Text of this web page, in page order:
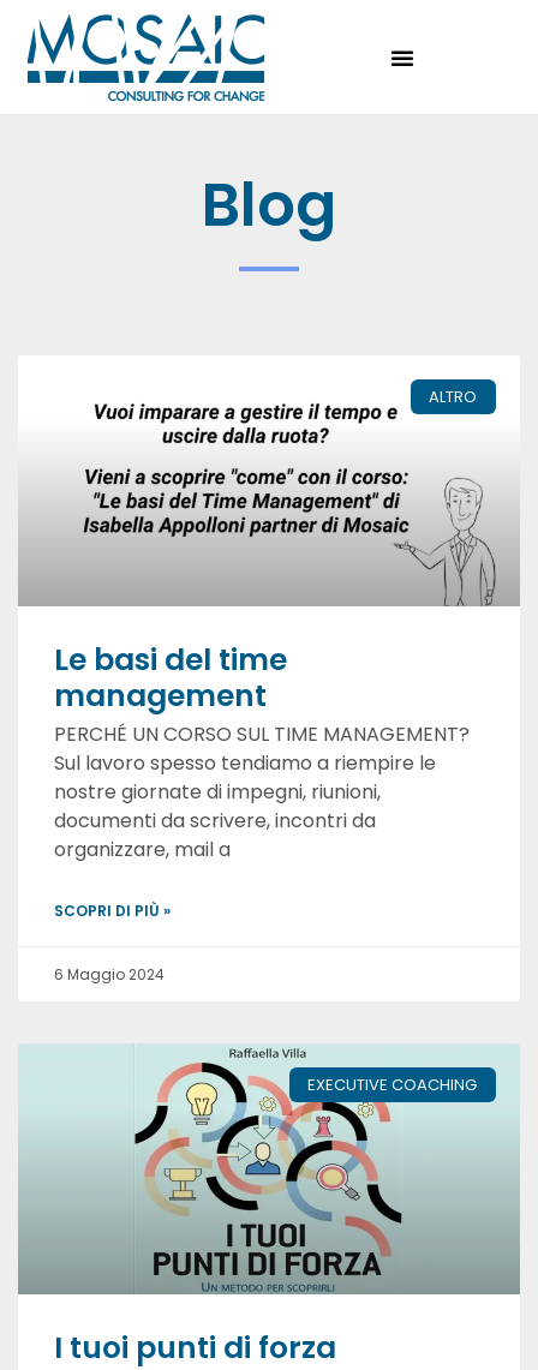
Blog
ALTRO
Le basi del time
management
PERCHÉ UN CORSO SUL TIME MANAGEMENT?
Sul lavoro spesso tendiamo a riempire le
nostre giornate di impegni, riunioni,
documenti da scrivere, incontri da
organizzare, mail a
SCOPRI DI PIÙ »
6 Maggio 2024
EXECUTIVE COACHING
I tuoi punti di forza